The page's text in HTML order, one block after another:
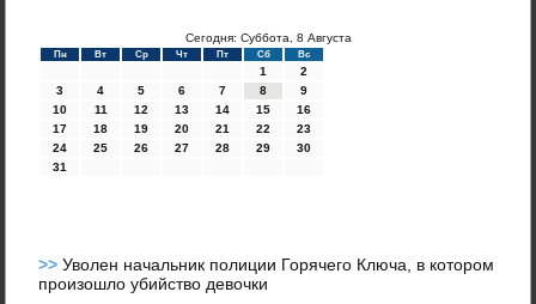
Сегодня: Суббота, 8 Августа
Пн Вт Ср Чт Пт Сб Вс
1
2
3
4 5 6 7 8
9
10
11 12 13 14 15
16
17
18 19 20 21 22
23
24
25 26 27 28 29
30
31
>>Уволен начальник полиции Горячего Ключа, в котором
произошло убийство девочки